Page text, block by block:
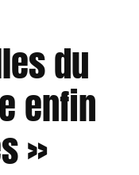
du
enfin
»